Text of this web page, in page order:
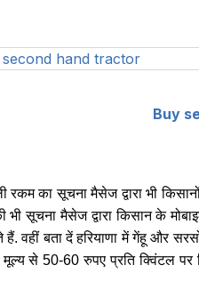
Buy
रकम का सूचना मैसेज द्वारा भी
भी सूचना मैसेज द्वारा किसान के
वहीं बता दें हरियाणा में गेंहू और
मूल्य से 50-60 रुपए प्रति क्विंटल पर